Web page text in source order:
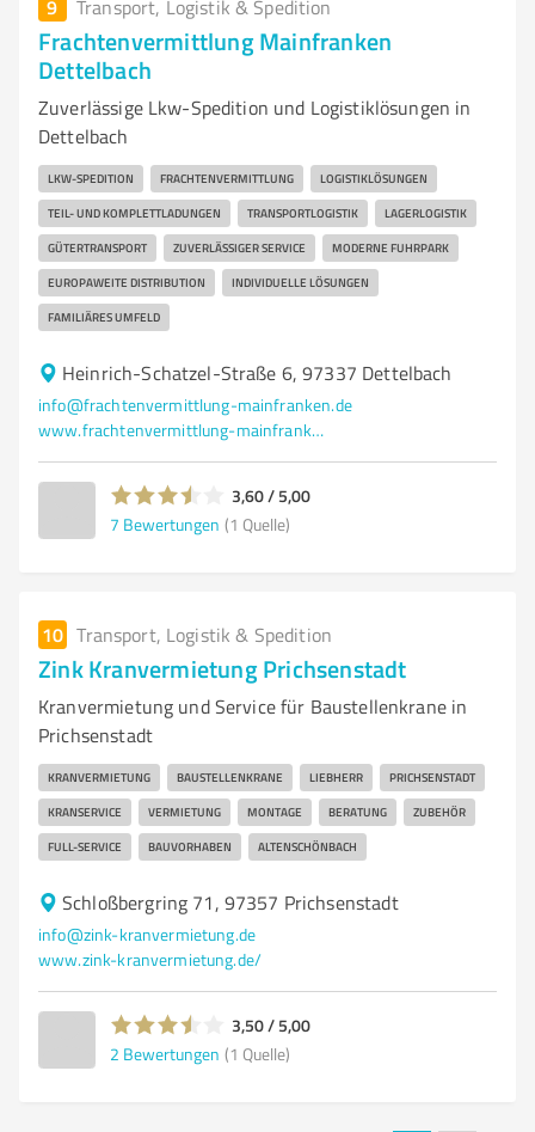
9 Transport, Logistik & Spedition
Frachtenvermittlung Mainfranken
Dettelbach
Zuverlässige Lkw-Spedition und Logistiklösungen in
Dettelbach
LKW-SPEDITION FRACHTENVERMITTLUNG LOGISTIKLÖSUNGEN
TEIL- UND KOMPLETTLADUNGEN TRANSPORTLOGISTIK LAGERLOGISTIK
GÜTERTRANSPORT ZUVERLÄSSIGER SERVICE MODERNE FUHRPARK
EUROPAWEITE DISTRIBUTION INDIVIDUELLE LÖSUNGEN
FAMILIÄRES UMFELD
Heinrich-Schatzel-Straße 6, 97337 Dettelbach
info@frachtenvermittlung-mainfranken.de
www.frachtenvermittlung-mainfranken.de/
3,60 / 5,00
7 Bewertungen (1 Quelle)
10 Transport, Logistik & Spedition
Zink Kranvermietung Prichsenstadt
Kranvermietung und Service für Baustellenkrane in
Prichsenstadt
KRANVERMIETUNG BAUSTELLENKRANE LIEBHERR PRICHSENSTADT
KRANSERVICE VERMIETUNG MONTAGE BERATUNG ZUBEHÖR
FULL-SERVICE BAUVORHABEN ALTENSCHÖNBACH
Schloßbergring 71, 97357 Prichsenstadt
info@zink-kranvermietung.de
www.zink-kranvermietung.de/
3,50 / 5,00
2 Bewertungen (1 Quelle)